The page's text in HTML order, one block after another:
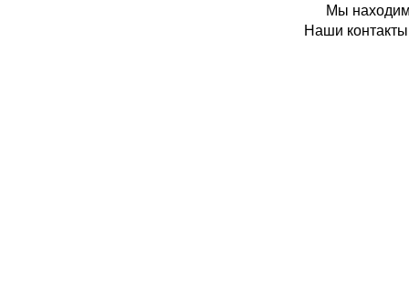
Мы
Наши